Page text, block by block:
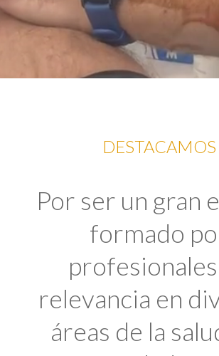
DESTACAMOS
Por ser un gran
formado
relevancia en
áreas de la